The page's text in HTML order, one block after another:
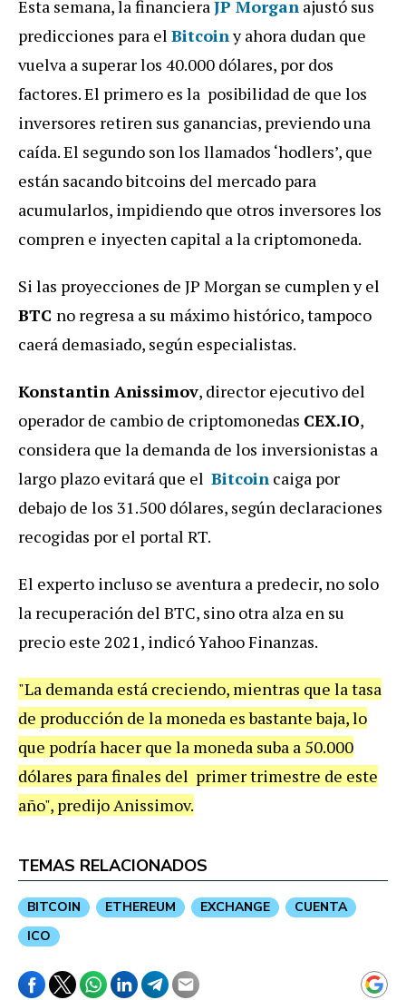
Esta semana, la financiera JP Morgan ajustó sus
predicciones para el Bitcoiny ahora dudan que
vuelva a superar los 40.000 dólares, por dos
factores. El primero es la posibilidad de que los
inversores retiren sus ganancias, previendo una
caída. El segundo son los llamados ‘hodlers’, que
están sacando bitcoins del mercado para
acumularlos, impidiendo que otros inversores los
compren e inyecten capital a la criptomoneda.
Si las proyecciones de JP Morgan se cumplen y el
BTC no regresa a su máximo histórico, tampoco
caerá demasiado, según especialistas.
Konstantin Anissimov, director ejecutivo del
operador de cambio de criptomonedas CEX.IO,
considera que la demanda de los inversionistas a
largo plazo evitará que el Bitcoin caiga por
debajo de los 31.500 dólares, según declaraciones
recogidas por el portal RT.
El experto incluso se aventura a predecir, no solo
la recuperación del BTC, sino otra alza en su
precio este 2021, indicó Yahoo Finanzas.
"La demanda está creciendo, mientras que la tasa
de producción de la moneda es bastante baja, lo
que podría hacer que la moneda suba a 50.000
dólares para finales del primer trimestre de este
año", predijo Anissimov.
TEMAS RELACIONADOS
BITCOIN ETHEREUM EXCHANGE
CUENTA
ICO